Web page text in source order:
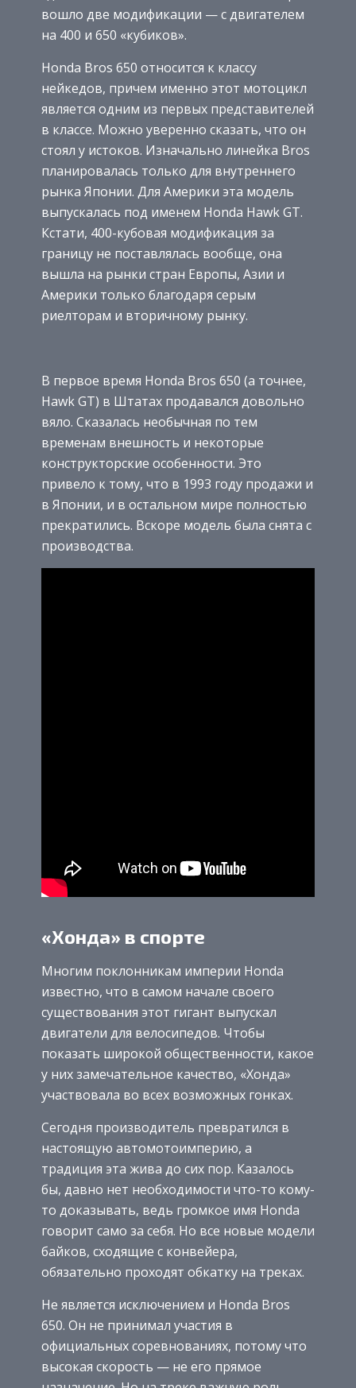
вошло две модификации — с двигателем
на 400 и 650 «кубиков».
Honda Bros 650 относится к классу
нейкедов, причем именно этот мотоцикл
является одним из первых представителей
в классе. Можно уверенно сказать, что он
стоял у истоков. Изначально линейка Bros
планировалась только для внутреннего
рынка Японии. Для Америки эта модель
выпускалась под именем Honda Hawk GT.
Кстати, 400-кубовая модификация за
границу не поставлялась вообще, она
вышла на рынки стран Европы, Азии и
Америки только благодаря серым
риелторам и вторичному рынку.
В первое время Honda Bros 650 (а точнее,
Hawk GT) в Штатах продавался довольно
вяло. Сказалась необычная по тем
временам внешность и некоторые
конструкторские особенности. Это
привело к тому, что в 1993 году продажи и
в Японии, и в остальном мире полностью
прекратились. Вскоре модель была снята с
производства.
«Хонда» в спорте
Многим поклонникам империи Honda
известно, что в самом начале своего
существования этот гигант выпускал
двигатели для велосипедов. Чтобы
показать широкой общественности, какое
у них замечательное качество, «Хонда»
участвовала во всех возможных гонках.
Сегодня производитель превратился в
настоящую автомотоимперию, а
традиция эта жива до сих пор. Казалось
бы, давно нет необходимости что-то кому-
то доказывать, ведь громкое имя Honda
говорит само за себя. Но все новые модели
байков, сходящие с конвейера,
обязательно проходят обкатку на треках.
Не является исключением и Honda Bros
650. Он не принимал участия в
официальных соревнованиях, потому что
высокая скорость — не его прямое